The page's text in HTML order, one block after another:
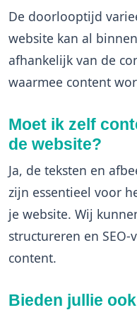
De doorlooptijd
website kan al
afhankelijk van de
waarmee content
Moet ik zelf
de website?
Ja, de teksten en
zijn essentieel voor
je website. Wij
structureren en
content.
Bieden jullie